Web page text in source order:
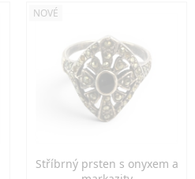
NOVÉ
Stříbrný prsten s onyxem a